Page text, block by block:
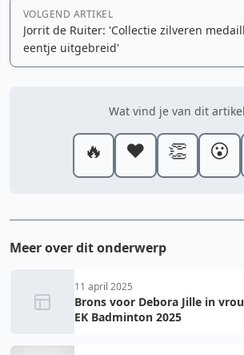
VOLGEND ARTIKEL
Jorrit de Ruiter: 'Collectie zilveren
eentje uitgebreid'
Wat vind je van dit
🔥 ❤️ 👏 😮
Meer over dit onderwerp
11 april 2025
Brons voor Debora Jille in
EK Badminton 2025